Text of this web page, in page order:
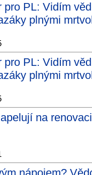
pro PL: Vidím
plnými
pro PL: Vidím
plnými
na